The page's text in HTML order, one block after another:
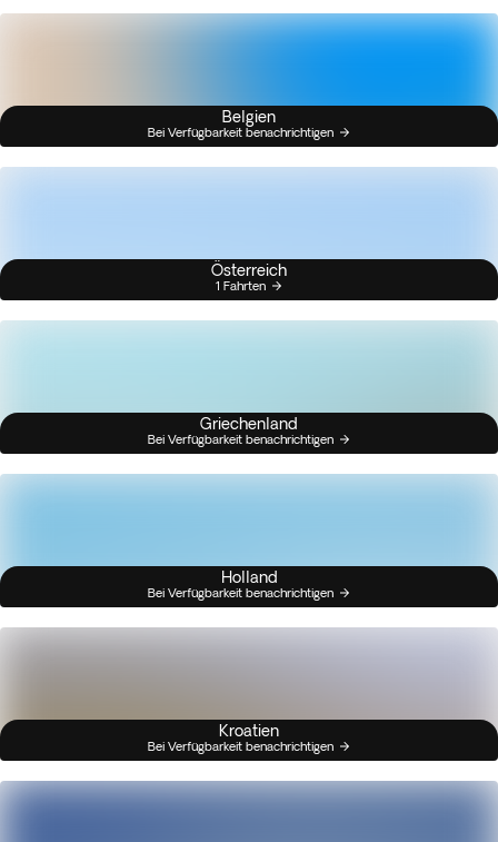
Belgien
Bei Verfügbarkeit benachrichtigen
Österreich
1 Fahrten
Griechenland
Bei Verfügbarkeit benachrichtigen
Holland
Bei Verfügbarkeit benachrichtigen
Kroatien
Bei Verfügbarkeit benachrichtigen